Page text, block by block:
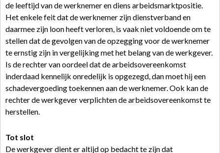
de leeftijd van de werknemer en diens arbeidsmarktpositie.
Het enkele feit dat de werknemer zijn dienstverband en
daarmee zijn loon heeft verloren, is vaak niet voldoende om te
stellen dat de gevolgen van de opzegging voor de werknemer
te ernstig zijn in vergelijking met het belang van de werkgever.
Is de rechter van oordeel dat de arbeidsovereenkomst
inderdaad kennelijk onredelijk is opgezegd, dan moet hij een
schadevergoeding toekennen aan de werknemer. Ook kan de
rechter de werkgever verplichten de arbeidsovereenkomst te
herstellen.
Tot slot
De werkgever dient er altijd op bedacht te zijn dat